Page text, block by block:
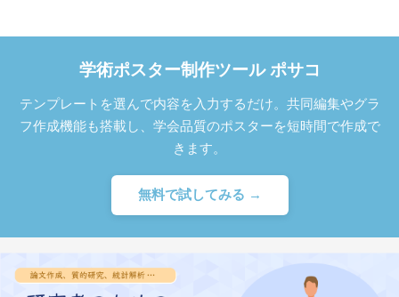
学術ポスター制作ツール ポサコ
テンプレートを選んで内容を入力するだけ。共同編集やグラ
フ作成機能も搭載し、学会品質のポスターを短時間で作成で
きます。
無料で試してみる →